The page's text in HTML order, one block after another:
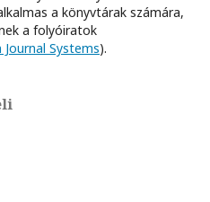
a könyvtárak számára,
a folyóiratok
Journal Systems).